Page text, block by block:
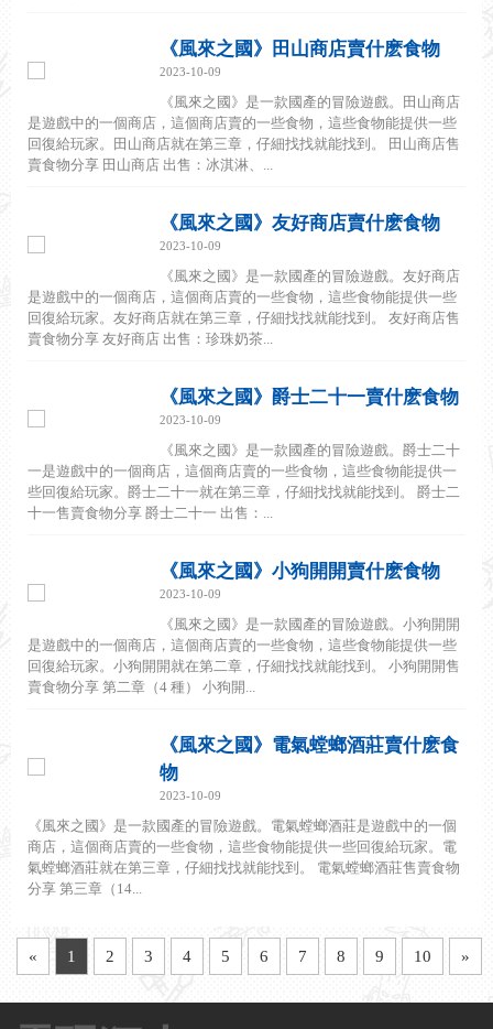
《風來之國》田山商店賣什麽食物
2023-10-09
《風來之國》是一款國產的冒險遊戲。田山商店
是遊戲中的一個商店，這個商店賣的一些食物，這些食物能提供一些
回復給玩家。田山商店就在第三章，仔細找找就能找到。 田山商店售
賣食物分享 田山商店 出售：冰淇淋、...
《風來之國》友好商店賣什麽食物
2023-10-09
《風來之國》是一款國產的冒險遊戲。友好商店
是遊戲中的一個商店，這個商店賣的一些食物，這些食物能提供一些
回復給玩家。友好商店就在第三章，仔細找找就能找到。 友好商店售
賣食物分享 友好商店 出售：珍珠奶茶...
《風來之國》爵士二十一賣什麽食物
2023-10-09
《風來之國》是一款國產的冒險遊戲。爵士二十
一是遊戲中的一個商店，這個商店賣的一些食物，這些食物能提供一
些回復給玩家。爵士二十一就在第三章，仔細找找就能找到。 爵士二
十一售賣食物分享 爵士二十一 出售：...
《風來之國》小狗開開賣什麽食物
2023-10-09
《風來之國》是一款國產的冒險遊戲。小狗開開
是遊戲中的一個商店，這個商店賣的一些食物，這些食物能提供一些
回復給玩家。小狗開開就在第二章，仔細找找就能找到。 小狗開開售
賣食物分享 第二章（4 種） 小狗開...
《風來之國》電氣螳螂酒莊賣什麽食
物
2023-10-09
《風來之國》是一款國產的冒險遊戲。電氣螳螂酒莊是遊戲中的一個
商店，這個商店賣的一些食物，這些食物能提供一些回復給玩家。電
氣螳螂酒莊就在第三章，仔細找找就能找到。 電氣螳螂酒莊售賣食物
分享 第三章（14...
« 1 2 3 4 5 6 7 8 9 10 »